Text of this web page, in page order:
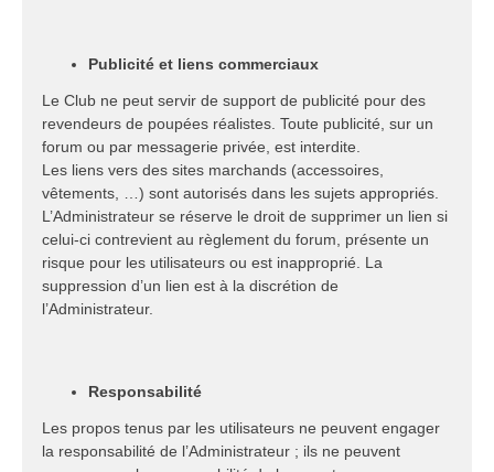
Publicité et liens commerciaux
Le Club ne peut servir de support de publicité pour des
revendeurs de poupées réalistes. Toute publicité, sur un
forum ou par messagerie privée, est interdite.
Les liens vers des sites marchands (accessoires,
vêtements, …) sont autorisés dans les sujets appropriés.
L’Administrateur se réserve le droit de supprimer un lien si
celui-ci contrevient au règlement du forum, présente un
risque pour les utilisateurs ou est inapproprié. La
suppression d’un lien est à la discrétion de
l’Administrateur.
Responsabilité
Les propos tenus par les utilisateurs ne peuvent engager
la responsabilité de l’Administrateur ; ils ne peuvent